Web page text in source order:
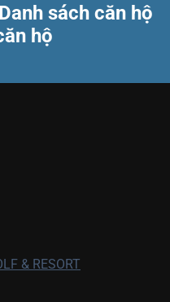
sách căn hộ
hộ
& RESORT